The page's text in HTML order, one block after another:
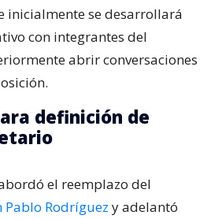
inicialmente se desarrollará
con integrantes del
abrir conversaciones
definición de
el reemplazo del
Pablo Rodríguez y adelantó